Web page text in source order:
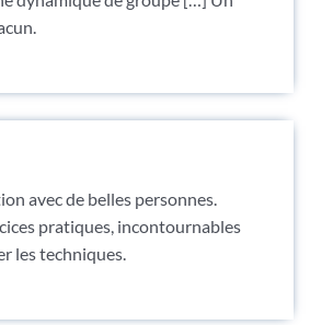
avec de belles personnes.
pratiques, incontournables
les techniques.